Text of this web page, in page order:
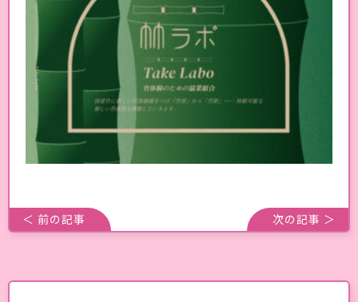
＜ 前の記事 次の記事 ＞